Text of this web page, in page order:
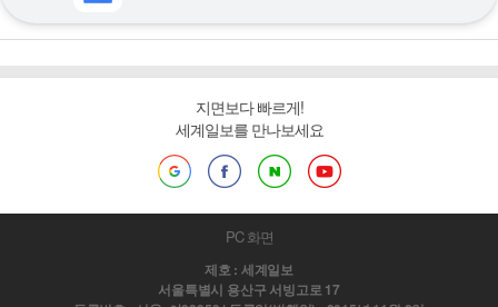
지면보다 빠르게!
세계일보를 만나보세요
PC 화면
제호 : 세계일보
서울특별시 용산구 서빙고로 17